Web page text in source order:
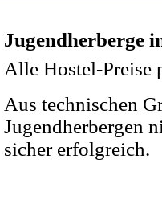
Jugendherberge
Alle Hostel-Preise
Aus technischen
Jugendherbergen
sicher erfolgreich.